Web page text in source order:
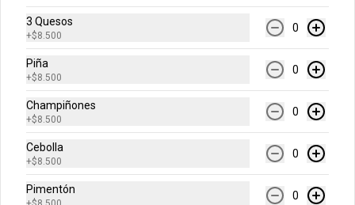
Arma Tu Pizza
Arma tu pizza única
personal
Una pizza de 4 porciones!
3 Quesos
+$8.500
0
Piña
+$8.500
0
Champiñones
+$8.500
0
Cebolla
+$8.500
0
Pimentón 0